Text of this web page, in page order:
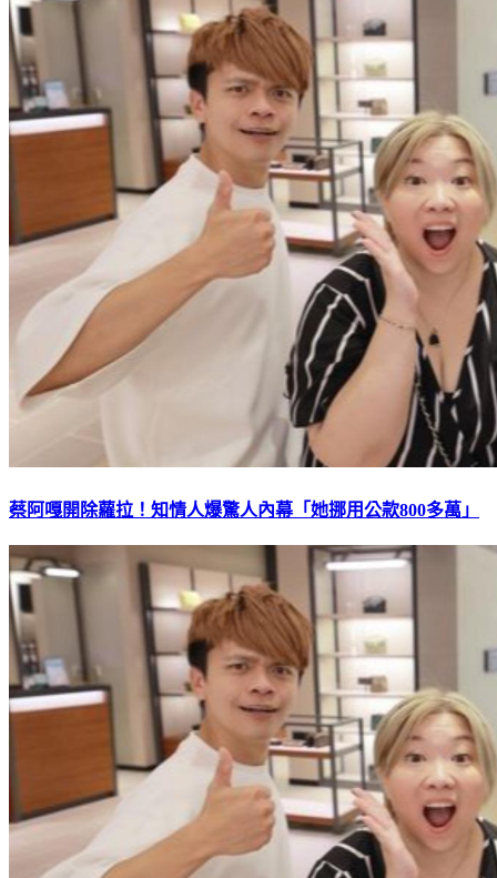
蔡阿嘎開除蘿拉！知情人爆驚人內幕「她挪用公款800多萬」